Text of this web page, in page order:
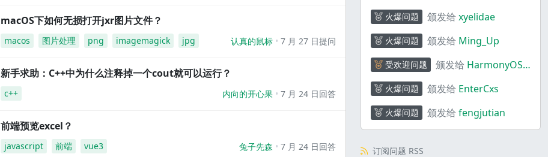
macOS下如何无损打开jxr图片文件？
macos 图片处理 png imagemagick jpg 认真的鼠标 7 月 27 日提问
新手求助：C++中为什么注释掉一个cout就可以运行？
c++ 内向的开心果 7 月 24 日回答
前端预览excel？
javascript 前端 vue3 兔子先森 7 月 24 日回答
火爆问题 颁发给 xyelidae
火爆问题 颁发给 Ming_Up
受欢迎问题 颁发给 HarmonyOS
火爆问题 颁发给 EnterCxs
火爆问题 颁发给 fengjutian
订阅问题 RSS